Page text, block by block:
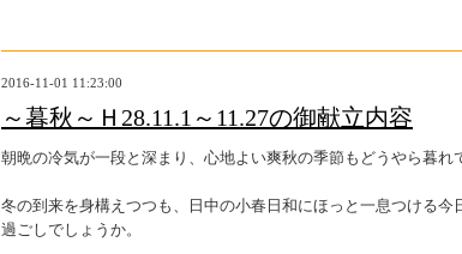
2016-11-01 11:23:00
～暮秋～Ｈ28.11.1～11.27の御献立内容
朝晩の冷気が一段と深まり、心地よい爽秋の季節もどうやら暮れ
冬の到来を身構えつつも、日中の小春日和にほっと一息つける今
過ごしでしょうか。